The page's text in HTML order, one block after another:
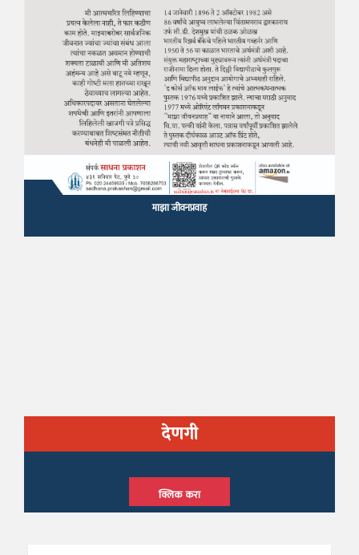
माझा जीवनप्रवाह
देणगी
क्लिक करा